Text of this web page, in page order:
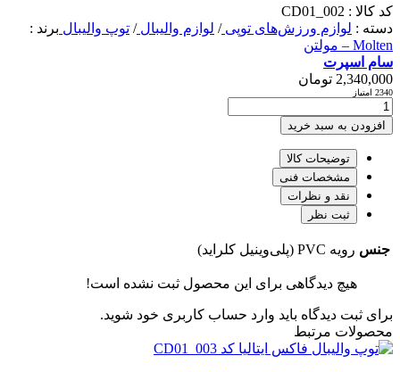
کد کالا : CD01_002
دسته : لوازم ورزش‌های توپی/ لوازم والیبال/ توپ والیبال برند :
Molten – مولتن
سام اسپرت
2,340,000 تومان
2340 امتیاز
افزودن به سبد خرید
توضیحات کالا
مشخصات فنی
نقد و نظرات
ثبت نظر
جنس رویه PVC (پلی‌وینیل کلراید)
هیچ دیدگاهی برای این محصول ثبت نشده است!
برای ثبت دیدگاه باید وارد حساب کاربری خود شوید.
محصولات مرتبط